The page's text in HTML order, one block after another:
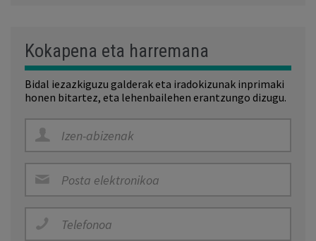
Kokapena eta harremana
Bidal iezazkiguzu galderak eta iradokizunak inprimaki
honen bitartez, eta lehenbailehen erantzungo dizugu.